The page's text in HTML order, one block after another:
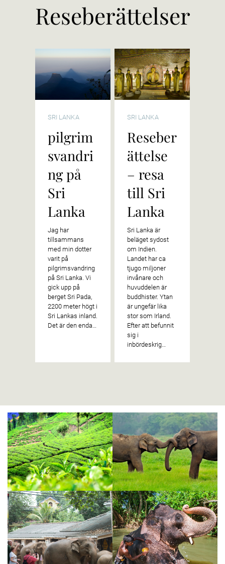
Reseberättelser
SRI LANKA
pilgrim
svandri
ng på
Sri
Lanka
Jag har
tillsammans
med min dotter
varit på
pilgrimsvandring
på Sri Lanka. Vi
gick upp på
berget Sri Pada,
2200 meter högt i
Sri Lankas inland.
Det är den enda…
SRI LANKA
Reseber
ättelse
– resa
till Sri
Lanka
Sri Lanka är
beläget sydost
om Indien.
Landet har ca
tjugo miljoner
invånare och
huvuddelen är
buddhister. Ytan
är ungefär lika
stor som Irland.
Efter att befunnit
sig i
inbördeskrig…